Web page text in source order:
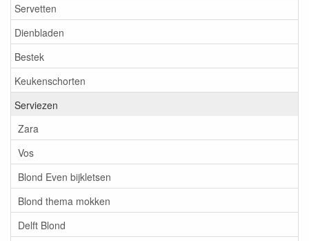
Servetten
Dienbladen
Bestek
Keukenschorten
Serviezen
Zara
Vos
Blond Even bijkletsen
Blond thema mokken
Delft Blond